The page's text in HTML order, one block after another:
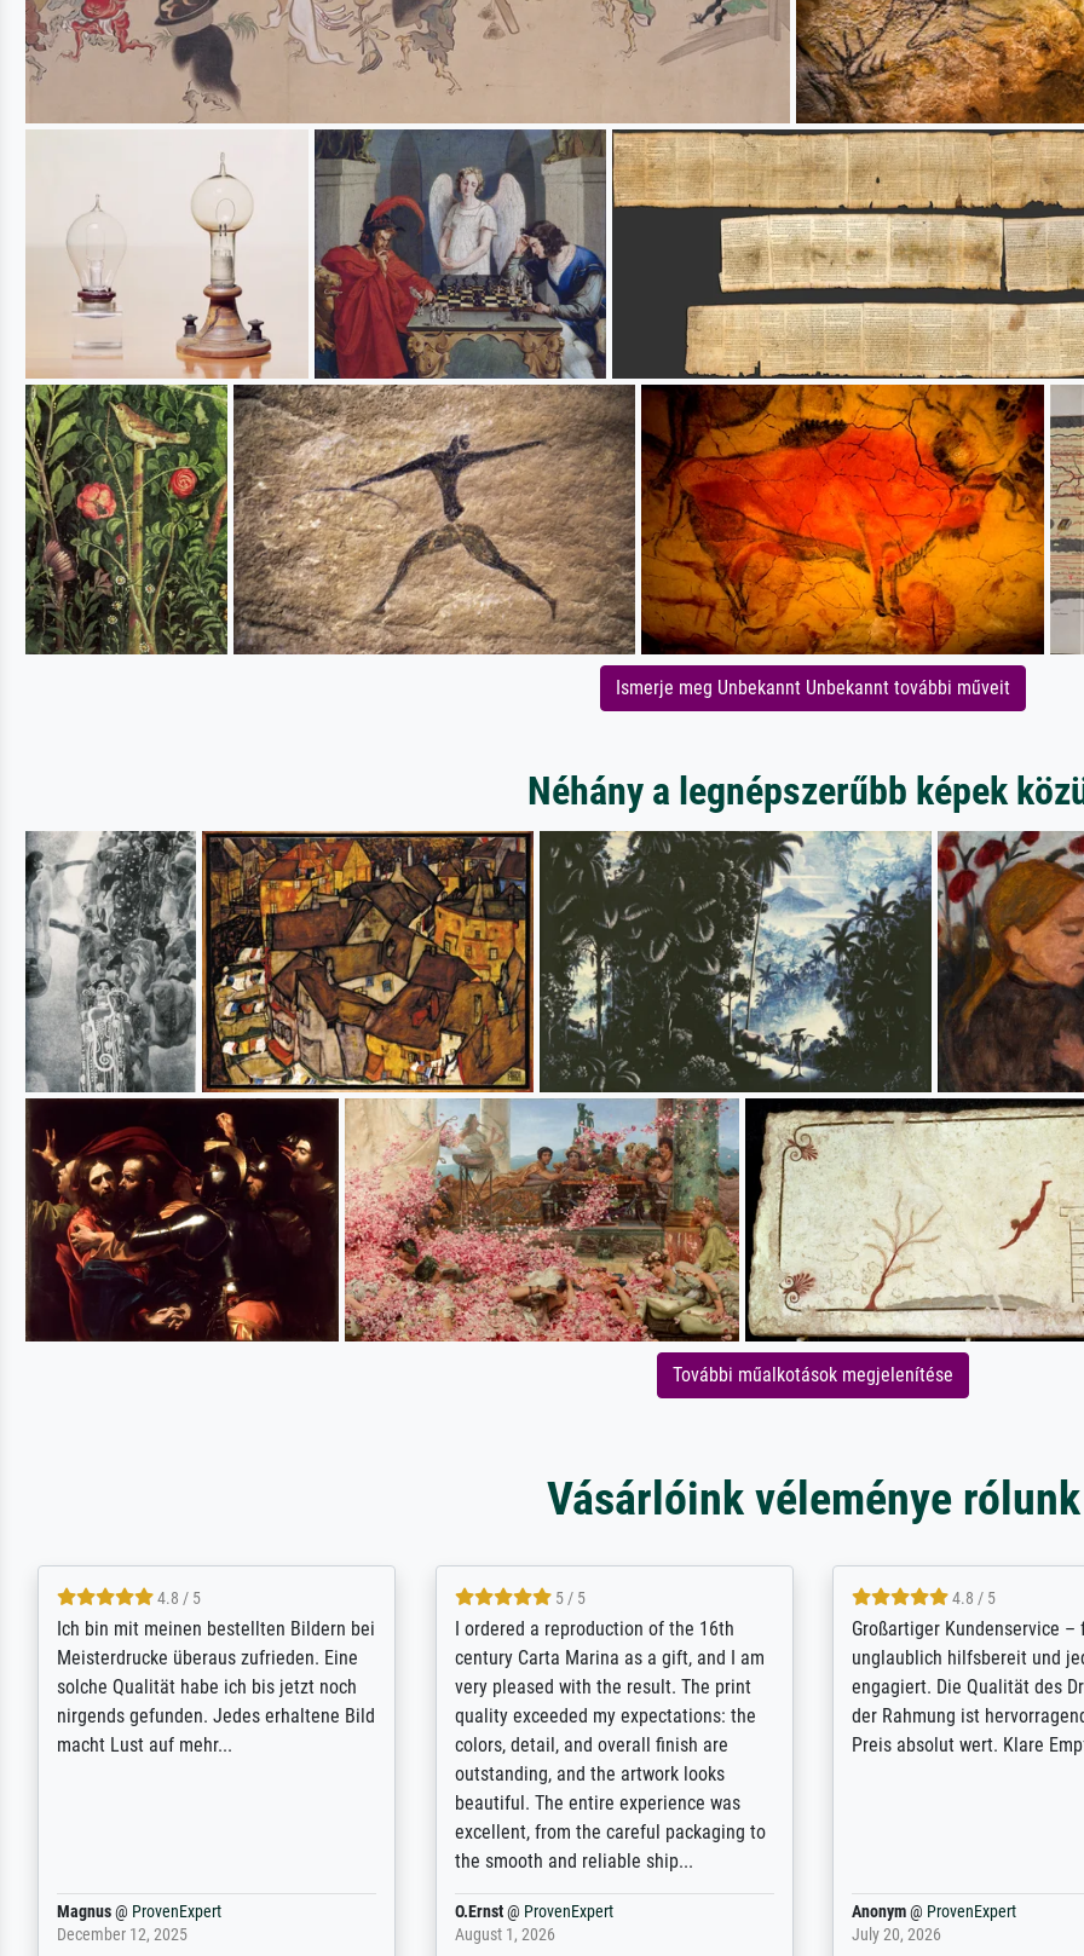
Ismerje meg Unbekannt Unbekannt további műveit
Néhány a legnépszerűbb képek
További műalkotások megjelenítése
Vásárlóink véleménye rólunk
5 / 5
Rundum positive Erfahrung. Die
Ausführung des Auftrags hat eine Weile
gedauert, die angekündigte Lieferzeit
wurde aber letztlich sogar etwas
unterschritten. Die Qualität des Papiers
Dr.@ProvenExpert
February 3, 2026
5 / 5
The team at Meisterdrucke strives to
meet its clients demands, and provides
expert advice on how to obtain the best
results for the prints requested by the
client. The company has a vast
repertoire of prints to choose from, and
will provide excellent service also with
regards to prints which are not in that
repertoire. Highly recommended!
Anonym@ProvenExpert
April 22, 2026
5 / 5
Outstanding quality and
support. - the quality of the
excellent and difficult to
from the real thing; it will be
for high-quality art prints
Anonym@ ProvenExpert
January 12, 2026